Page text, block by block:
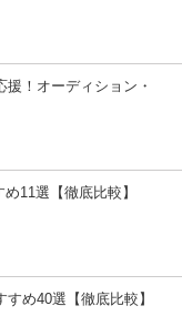
！オーディション・
11選【徹底比較】
め40選【徹底比較】